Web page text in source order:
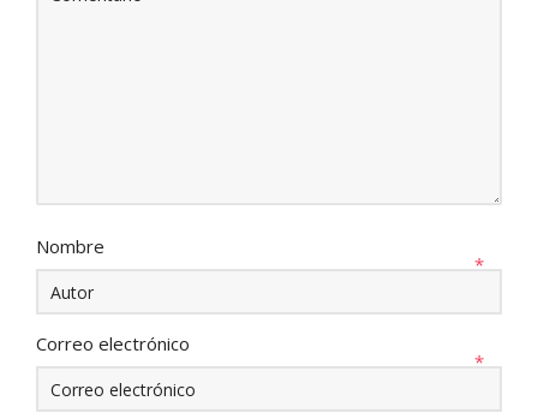
Nombre
*
Correo electrónico
*